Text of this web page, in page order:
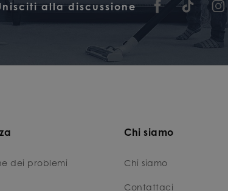
alla discussione
dei problemi
Chi siamo
Chi siamo
Contattaci